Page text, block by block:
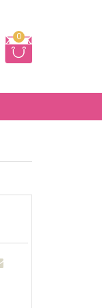
0